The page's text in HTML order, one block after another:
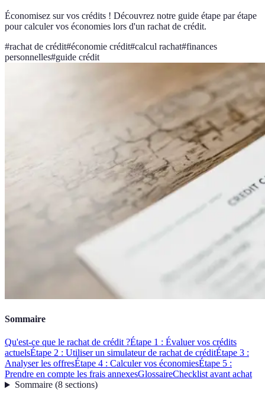
Économisez sur vos crédits ! Découvrez notre guide étape par étape
pour calculer vos économies lors d'un rachat de crédit.
#rachat de crédit#économie crédit#calcul rachat#finances
personnelles#guide crédit
Sommaire
Qu'est-ce que le rachat de crédit ?Étape 1 : Évaluer vos crédits
actuelsÉtape 2 : Utiliser un simulateur de rachat de créditÉtape 3 :
Analyser les offresÉtape 4 : Calculer vos économiesÉtape 5 :
Prendre en compte les frais annexesGlossaireChecklist avant achat
Sommaire(8 sections)